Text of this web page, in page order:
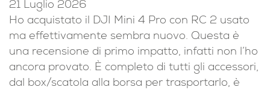
21 Luglio 2026
Ho acquistato il DJI Mini 4 Pro con RC 2 usato
ma effettivamente sembra nuovo. Questa è
una recensione di primo impatto, infatti non l’ho
ancora provato. È completo di tutti gli accessori,
dal box/scatola alla borsa per trasportarlo, è